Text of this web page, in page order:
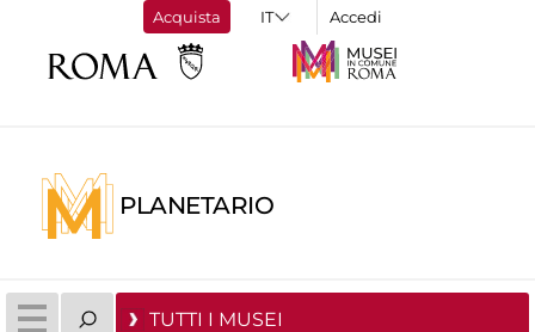
Acquista Accedi
PLANETARIO
TUTTI I MUSEI